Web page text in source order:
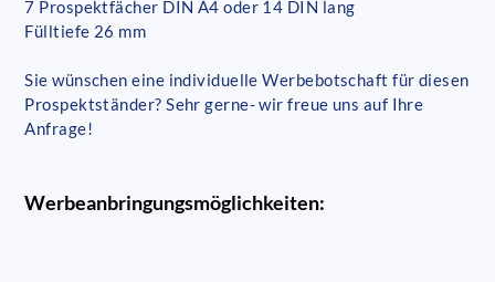
7 Prospektfächer DIN A4 oder 14 DIN lang
Fülltiefe 26 mm
Sie wünschen eine individuelle Werbebotschaft für diesen
Prospektständer? Sehr gerne- wir freue uns auf Ihre
Anfrage!
Werbeanbringungsmöglichkeiten: